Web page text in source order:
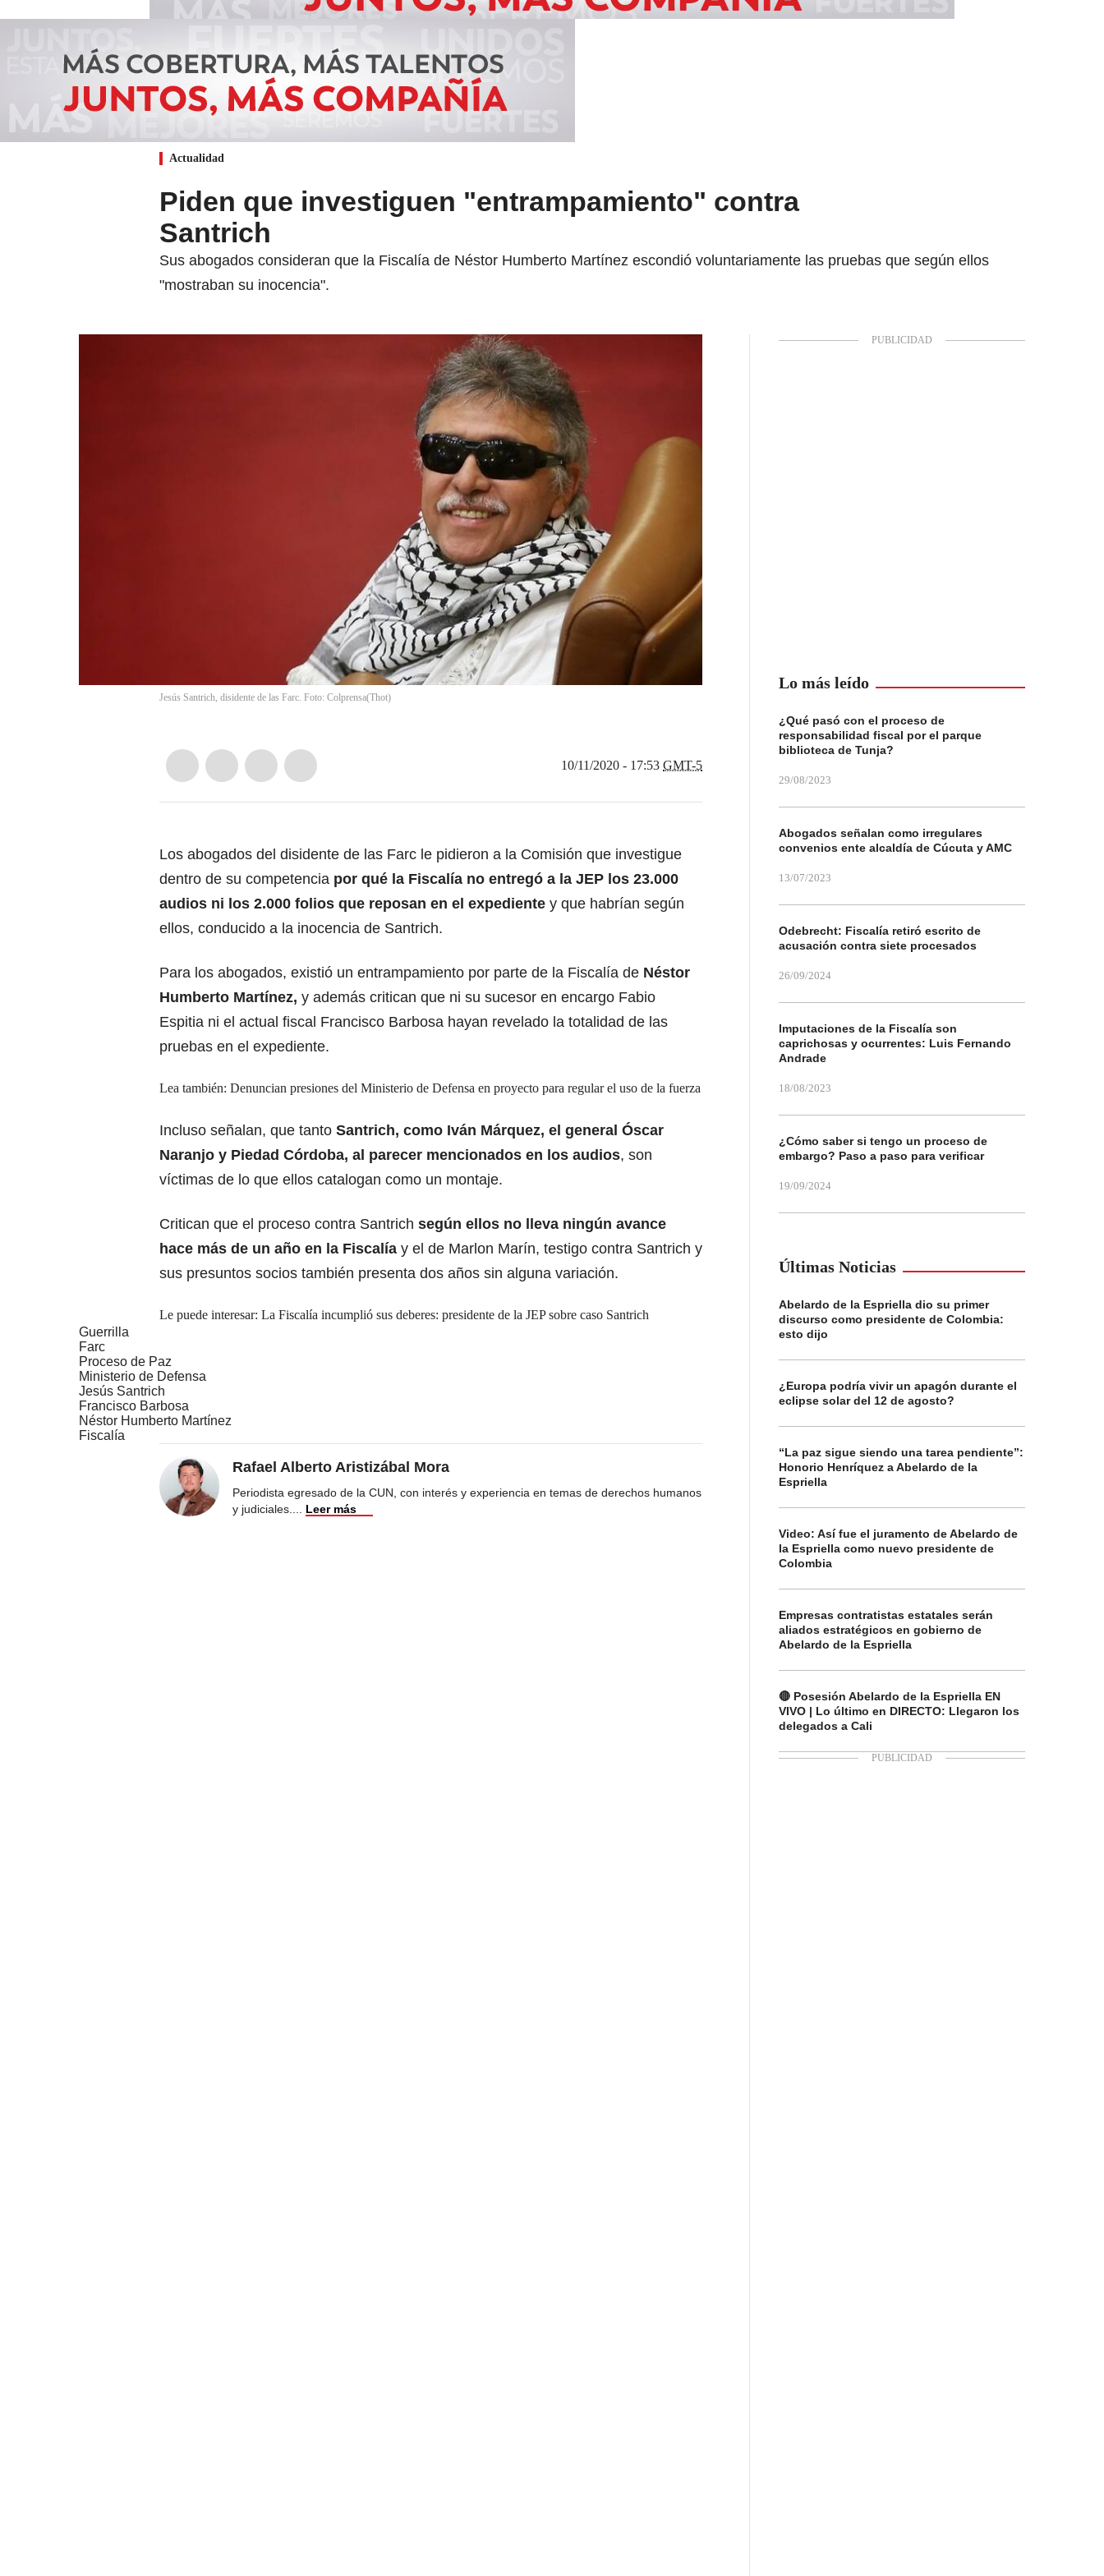
Actualidad
Piden que investiguen "entrampamiento" contra
Santrich
Sus abogados consideran que la Fiscalía de Néstor Humberto Martínez escondió voluntariamente las pruebas que según ellos
"mostraban su inocencia".
Jesús Santrich, disidente de las Farc. Foto: Colprensa(Thot)
10/11/2020 - 17:53 GMT-5
Los abogados del disidente de las Farc le pidieron a la Comisión que investigue
dentro de su competencia por qué la Fiscalía no entregó a la JEP los 23.000
audios ni los 2.000 folios que reposan en el expediente y que habrían según
ellos, conducido a la inocencia de Santrich.
Para los abogados, existió un entrampamiento por parte de la Fiscalía de Néstor
Humberto Martínez, y además critican que ni su sucesor en encargo Fabio
Espitia ni el actual fiscal Francisco Barbosa hayan revelado la totalidad de las
pruebas en el expediente.
Lea también: Denuncian presiones del Ministerio de Defensa en proyecto para regular el uso de la fuerza
Incluso señalan, que tanto Santrich, como Iván Márquez, el general Óscar
Naranjo y Piedad Córdoba, al parecer mencionados en los audios, son
víctimas de lo que ellos catalogan como un montaje.
Critican que el proceso contra Santrich según ellos no lleva ningún avance
hace más de un año en la Fiscalía y el de Marlon Marín, testigo contra Santrich y
sus presuntos socios también presenta dos años sin alguna variación.
Le puede interesar: La Fiscalía incumplió sus deberes: presidente de la JEP sobre caso Santrich
Guerrilla
Farc
Proceso de Paz
Ministerio de Defensa
Jesús Santrich
Francisco Barbosa
Néstor Humberto Martínez
Fiscalía
Rafael Alberto Aristizábal Mora
Periodista egresado de la CUN, con interés y experiencia en temas de derechos humanos
y judiciales.
Leer más
Lo más leído
¿Qué pasó con el proceso de
responsabilidad fiscal por el parque
biblioteca de Tunja?
29/08/2023
Abogados señalan como irregulares
convenios ente alcaldía de Cúcuta y AMC
13/07/2023
Odebrecht: Fiscalía retiró escrito de
acusación contra siete procesados
26/09/2024
Imputaciones de la Fiscalía son
caprichosas y ocurrentes: Luis Fernando
Andrade
18/08/2023
¿Cómo saber si tengo un proceso de
embargo? Paso a paso para verificar
19/09/2024
Últimas Noticias
Abelardo de la Espriella dio su primer
discurso como presidente de Colombia:
esto dijo
¿Europa podría vivir un apagón durante el
eclipse solar del 12 de agosto?
“La paz sigue siendo una tarea pendiente”:
Honorio Henríquez a Abelardo de la
Espriella
Video: Así fue el juramento de Abelardo de
la Espriella como nuevo presidente de
Colombia
Empresas contratistas estatales serán
aliados estratégicos en gobierno de
Abelardo de la Espriella
🔴 Posesión Abelardo de la Espriella EN
VIVO | Lo último en DIRECTO: Llegaron los
delegados a Cali